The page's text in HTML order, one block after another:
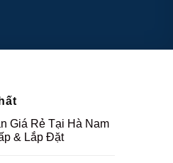
Giá Rẻ Tại Hà Nam
& Lắp Đặt